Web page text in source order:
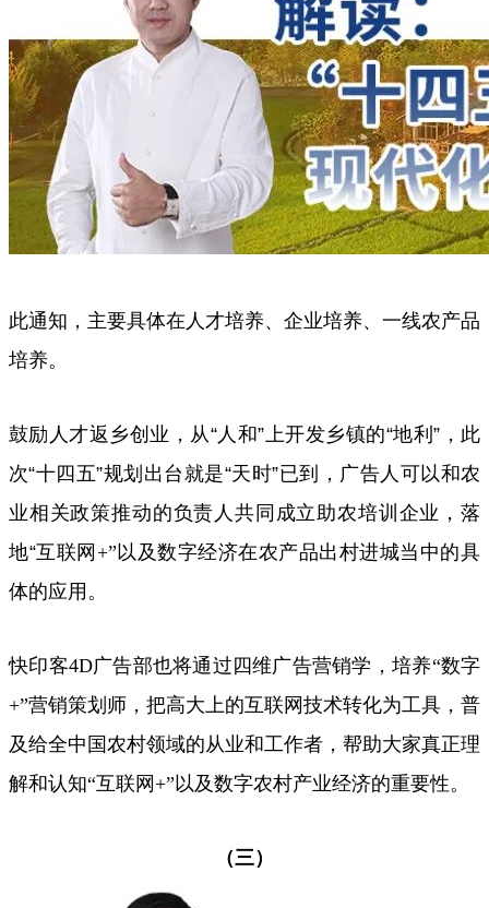
此通知，主要具体在人才培养、企业培养、一线农产品
培养。
鼓励人才返乡创业，从“人和”上开发乡镇的“地利”，此
次“十四五”规划出台就是“天时”已到，广告人可以和农
业相关政策推动的负责人共同成立助农培训企业，落
地“互联网 +” 以及数字经济在农产品出村进城当中的具
体的应用。
快印客4D广告部也将通过四维广告营销学，培养“数字
+”营销策划师，把高大上的互联网技术转化为工具，普
及给全中国农村领域的从业和工作者，帮助大家真正理
解和认知“互联网+” 以及数字农村产业经济的重要性。
（三）